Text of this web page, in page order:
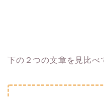
下の２つの文章を見比べ